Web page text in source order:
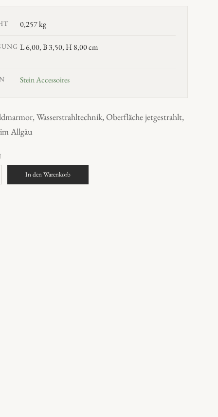
0,257 kg
L 6,00, B 3,50, H 8,00 cm
Stein Accessoires
Wasserstrahltechnik, Oberfläche jetgestrahlt,
Allgäu
In den Warenkorb